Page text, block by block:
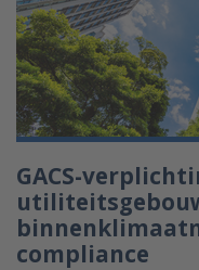
GACS-
compliance